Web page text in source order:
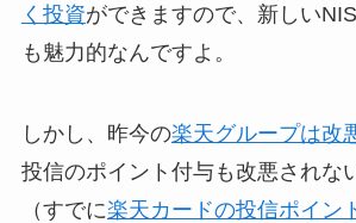
く投資ができますので、新しい
も魅力的なんですよ。
しかし、昨今の楽天グループは改
投信のポイント付与も改悪されな
（すでに楽天カードの投信ポイン